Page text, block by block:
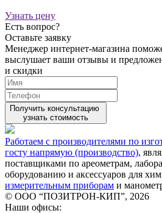
Узнать цену
Есть вопрос?
Оставьте заявку
Менеджер интернет-магазина
выслушает ваши отзывы и
и скидки
Получить консультацию
узнать стоимость
Работаем с производителями по
госту напрямую (производство),
поставщиками по ареометрам,
оборудованию и аксессуаров для
измерительным приборам и
© ООО “ПОЗИТРОН-КИП”, 2026
Наши офисы: